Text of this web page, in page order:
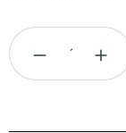
Produkt